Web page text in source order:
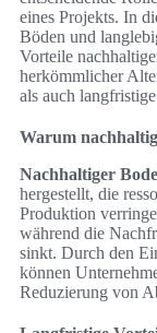
eines Projekts. In
Böden und
Vorteile
herkömmlicher
als auch
Warum
Nachhaltiger
hergestellt, die
Produktion
während die
sinkt. Durch den
können
Reduzierung von